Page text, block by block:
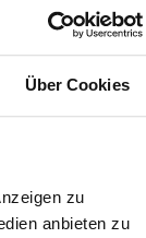
Über Cookies
zu
anbieten zu